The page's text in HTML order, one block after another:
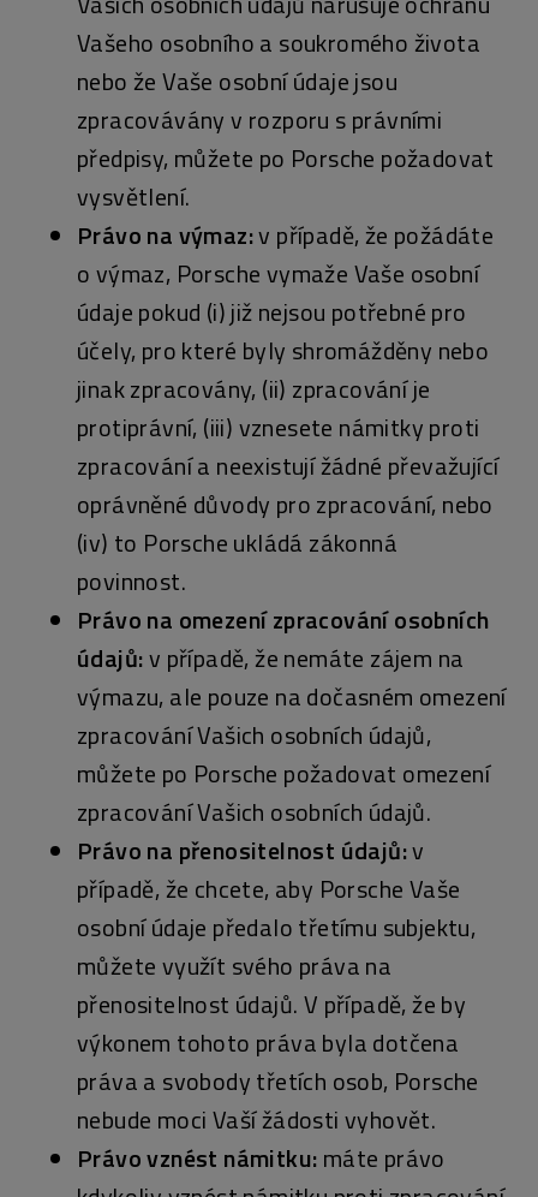
Vašeho osobního a soukromého života
nebo že Vaše osobní údaje jsou
zpracovávány v rozporu s právními
předpisy, můžete po Porsche požadovat
vysvětlení.
Právo na výmaz:v případě, že požádáte
o výmaz, Porsche vymaže Vaše osobní
údaje pokud (i) již nejsou potřebné pro
účely, pro které byly shromážděny nebo
jinak zpracovány, (ii) zpracování je
protiprávní, (iii) vznesete námitky proti
zpracování a neexistují žádné převažující
oprávněné důvody pro zpracování, nebo
(iv) to Porsche ukládá zákonná
povinnost.
Právo na omezení zpracování osobních
údajů:v případě, že nemáte zájem na
výmazu, ale pouze na dočasném omezení
zpracování Vašich osobních údajů,
můžete po Porsche požadovat omezení
zpracování Vašich osobních údajů.
Právo na přenositelnost údajů:v
případě, že chcete, aby Porsche Vaše
osobní údaje předalo třetímu subjektu,
můžete využít svého práva na
přenositelnost údajů. V případě, že by
výkonem tohoto práva byla dotčena
práva a svobody třetích osob, Porsche
nebude moci Vaší žádosti vyhovět.
Právo vznést námitku:máte právo